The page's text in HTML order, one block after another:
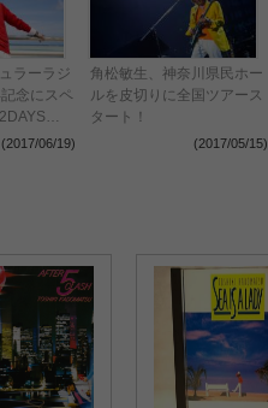
ラーラジ
念にスペ
開
(2017/06/19)
角松敏生、神奈川県民ホー
ルを皮切りに全国ツアース
タート！
(2017/05/15)